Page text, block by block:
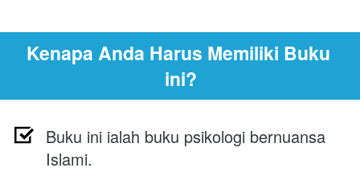
Kenapa Anda Harus Memiliki Buku
ini?
Buku ini ialah buku psikologi bernuansa
Islami.